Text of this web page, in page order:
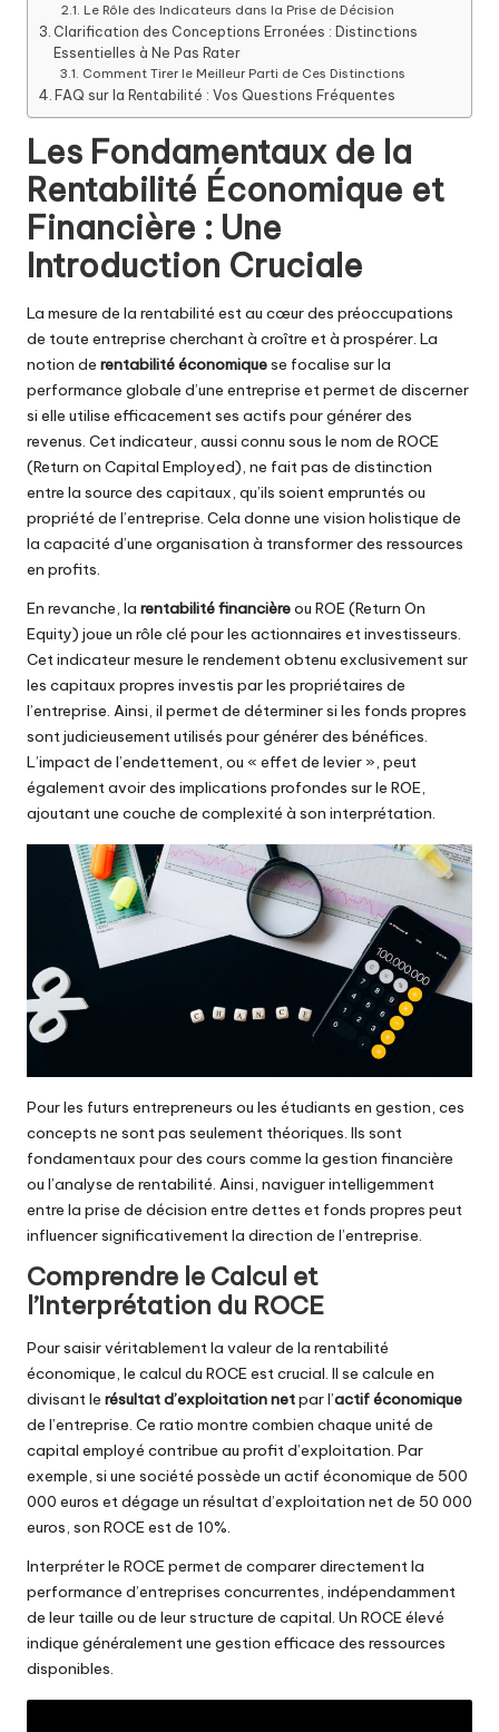
Le Rôle des Indicateurs dans la Prise de Décision
Clarification des Conceptions Erronées : Distinctions
Essentielles à Ne Pas Rater
Comment Tirer le Meilleur Parti de Ces Distinctions
FAQ sur la Rentabilité : Vos Questions Fréquentes
Les Fondamentaux de la
Rentabilité Économique et
Financière : Une
Introduction Cruciale
La mesure de la rentabilité est au cœur des préoccupations
de toute entreprise cherchant à croître et à prospérer. La
notion de rentabilité économiquese focalise sur la
performance globale d’une entreprise et permet de discerner
si elle utilise efficacement ses actifs pour générer des
revenus. Cet indicateur, aussi connu sous le nom de ROCE
(Return on Capital Employed), ne fait pas de distinction
entre la source des capitaux, qu’ils soient empruntés ou
propriété de l’entreprise. Cela donne une vision holistique de
la capacité d’une organisation à transformer des ressources
en profits.
En revanche, la rentabilité financièreou ROE (Return On
Equity) joue un rôle clé pour les actionnaires et investisseurs.
Cet indicateur mesure le rendement obtenu exclusivement sur
les capitaux propres investis par les propriétaires de
l’entreprise. Ainsi, il permet de déterminer si les fonds propres
sont judicieusement utilisés pour générer des bénéfices.
L’impact de l’endettement, ou « effet de levier », peut
également avoir des implications profondes sur le ROE,
ajoutant une couche de complexité à son interprétation.
Pour les futurs entrepreneurs ou les étudiants en gestion, ces
concepts ne sont pas seulement théoriques. Ils sont
fondamentaux pour des cours comme la gestion financière
ou l’analyse de rentabilité. Ainsi, naviguer intelligemment
entre la prise de décision entre dettes et fonds propres peut
influencer significativement la direction de l’entreprise.
Comprendre le Calcul et
l’Interprétation du ROCE
Pour saisir véritablement la valeur de la rentabilité
économique, le calcul du ROCE est crucial. Il se calcule en
divisant le résultat d’exploitation netpar l’actif économique
de l’entreprise. Ce ratio montre combien chaque unité de
capital employé contribue au profit d’exploitation. Par
exemple, si une société possède un actif économique de 500
000 euros et dégage un résultat d’exploitation net de 50 000
euros, son ROCE est de 10%.
Interpréter le ROCE permet de comparer directement la
performance d’entreprises concurrentes, indépendamment
de leur taille ou de leur structure de capital. Un ROCE élevé
indique généralement une gestion efficace des ressources
disponibles.